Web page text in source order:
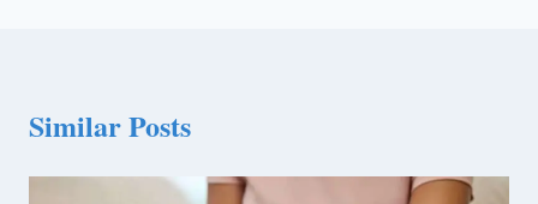
Similar Posts